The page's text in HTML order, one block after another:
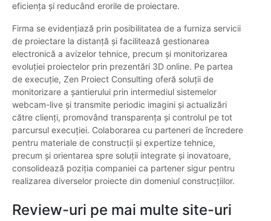
eficiența și reducând erorile de proiectare.
Firma se evidențiază prin posibilitatea de a furniza servicii
de proiectare la distanță și facilitează gestionarea
electronică a avizelor tehnice, precum și monitorizarea
evoluției proiectelor prin prezentări 3D online. Pe partea
de execuție, Zen Proiect Consulting oferă soluții de
monitorizare a șantierului prin intermediul sistemelor
webcam-live și transmite periodic imagini și actualizări
către clienți, promovând transparența și controlul pe tot
parcursul execuției. Colaborarea cu parteneri de încredere
pentru materiale de construcții și expertize tehnice,
precum și orientarea spre soluții integrate și inovatoare,
consolidează poziția companiei ca partener sigur pentru
realizarea diverselor proiecte din domeniul construcțiilor.
Review-uri pe mai multe site-uri